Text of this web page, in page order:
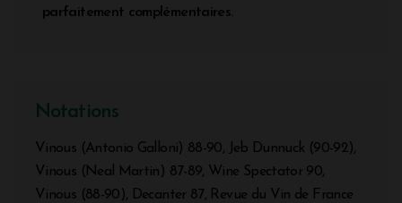
parfaitement complémentaires.
Notations
Vinous (Antonio Galloni) 88-90, Jeb Dunnuck (90-92),
Vinous (Neal Martin) 87-89, Wine Spectator 90,
Vinous (88-90), Decanter 87, Revue du Vin de France